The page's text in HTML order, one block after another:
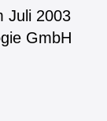
Juli 2003
GmbH